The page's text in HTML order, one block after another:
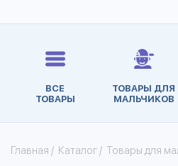
ВСЕ
ТОВАРЫ
ТОВАРЫ ДЛЯ
МАЛЬЧИКОВ
Главная / Каталог / Товары для